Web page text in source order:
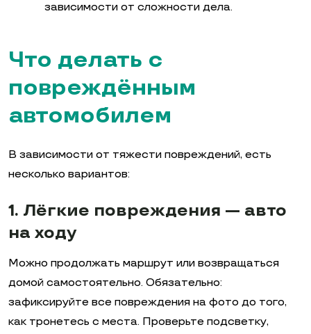
зависимости от сложности дела.
Что делать с
повреждённым
автомобилем
В зависимости от тяжести повреждений, есть
несколько вариантов:
1. Лёгкие повреждения — авто
на ходу
Можно продолжать маршрут или возвращаться
домой самостоятельно. Обязательно:
зафиксируйте все повреждения на фото до того,
как тронетесь с места. Проверьте подсветку,